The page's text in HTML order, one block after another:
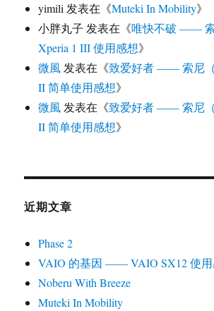
yimili 发表在《Muteki In Mobility》
小胖丸子 发表在《唯快不破 —— 索
Xperia 1 III 使用感想》
微風 发表在《致爱好者 —— 索尼（
II 简单使用感想》
微風 发表在《致爱好者 —— 索尼（
II 简单使用感想》
近期文章
Phase 2
VAIO 的基因 —— VAIO SX12 使用
Noberu With Breeze
Muteki In Mobility